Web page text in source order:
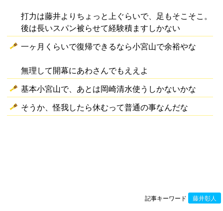
打力は藤井よりちょっと上ぐらいで、足もそこそこ。
後は長いスパン被らせて経験積ますしかない
一ヶ月くらいで復帰できるなら小宮山で余裕やな
無理して開幕にあわさんでもええよ
基本小宮山で、あとは岡崎清水使うしかないかな
そうか、怪我したら休むって普通の事なんだな
記事キーワード 藤井彰人